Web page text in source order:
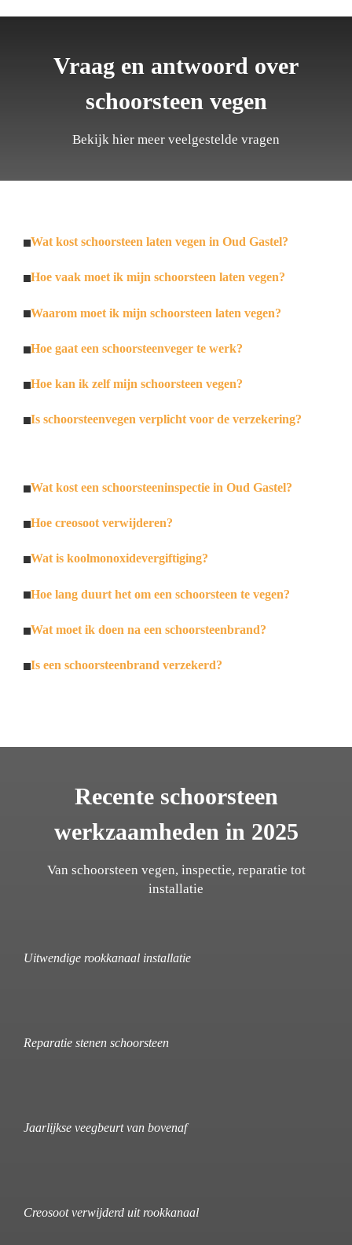
Vraag en antwoord over
schoorsteen vegen
Bekijk hier meer veelgestelde vragen
Wat kost schoorsteen laten vegen in Oud Gastel?
Hoe vaak moet ik mijn schoorsteen laten vegen?
Waarom moet ik mijn schoorsteen laten vegen?
Hoe gaat een schoorsteenveger te werk?
Hoe kan ik zelf mijn schoorsteen vegen?
Is schoorsteenvegen verplicht voor de verzekering?
Wat kost een schoorsteeninspectie in Oud Gastel?
Hoe creosoot verwijderen?
Wat is koolmonoxidevergiftiging?
Hoe lang duurt het om een schoorsteen te vegen?
Wat moet ik doen na een schoorsteenbrand?
Is een schoorsteenbrand verzekerd?
Recente schoorsteen
werkzaamheden in 2025
Van schoorsteen vegen, inspectie, reparatie tot
installatie
Uitwendige rookkanaal installatie
Reparatie stenen schoorsteen
Jaarlijkse veegbeurt van bovenaf
Creosoot verwijderd uit rookkanaal